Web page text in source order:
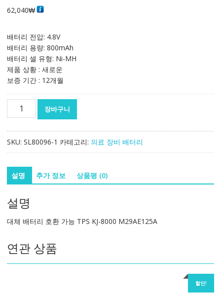
62,040₩
배터리 전압: 4.8V
배터리 용량: 800mAh
배터리 셀 유형: Ni-MH
제품 상황 : 새로운
보증 기간 : 12개월
리
환
가
TPS
8000
수
량
장바구니
SKU: SL80096-1 카테고리: 의료 장비 배터리
설명 추가 정보 상품평 (0)
설명
대체 배터리 호환 가능 TPS KJ-8000 M29AE125A
연관 상품
할인!